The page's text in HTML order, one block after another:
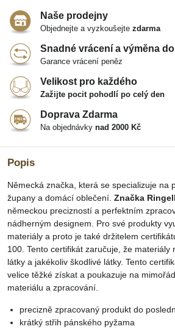
Popis
Německá značka, která se specializuje na
župany a domácí oblečení. Značka
německou precizností a perfektním
nádherným designem. Pro své produkty
materiály a proto je také držitelem
100. Tento certifikát zaručuje, že
látky a jakékoliv škodlivé látky. Tento
velice těžké získat a poukazuje na
materiálu a zpracování.
precizně zpracovaný produkt do
krátký střih pánského pyžama
Naše prodejny
Objednejte a vyzkoušejte zdarma
Snadné vrácení a výměna
Garance vrácení peněz
Velikost pro každého
Zažijte pocit pohodlí po celý den
Doprava Zdarma
Na objednávky nad 2000 Kč